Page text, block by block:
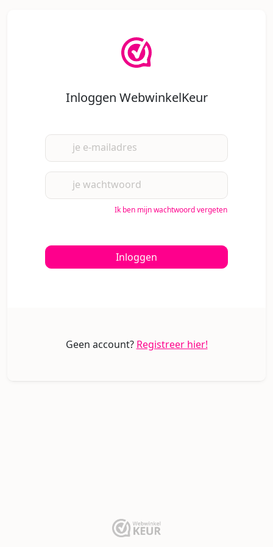
Inloggen WebwinkelKeur
je e-mailadres
je wachtwoord
Ik ben mijn wachtwoord vergeten
Inloggen
Geen account? Registreer hier!